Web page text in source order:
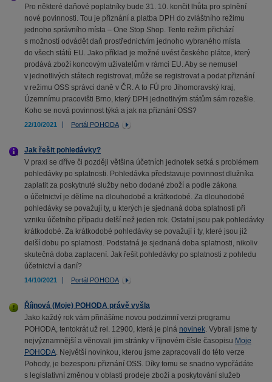
Pro některé daňové poplatníky bude 31. 10. končit lhůta pro splnění
nové povinnosti. Tou je přiznání a platba DPH do zvláštního režimu
jednoho správního místa – One Stop Shop. Tento režim přichází
s možností odvádět daň prostřednictvím jednoho vybraného místa
do všech států EU. Jako příklad je možné uvést českého plátce, který
prodává zboží koncovým uživatelům v rámci EU. Aby se nemusel
v jednotlivých státech registrovat, může se registrovat a podat přiznání
v režimu OSS správci daně v ČR. A to FÚ pro Jihomoravský kraj,
Územnímu pracovišti Brno, který DPH jednotlivým státům sám rozešle.
Koho se nová povinnost týká a jak na přiznání OSS?
22/10/2021 Portál POHODA
Jak řešit pohledávky?
V praxi se dříve či později většina účetních jednotek setká s problémem
pohledávky po splatnosti. Pohledávka představuje povinnost dlužníka
zaplatit za poskytnuté služby nebo dodané zboží a podle zákona
o účetnictví je dělíme na dlouhodobé a krátkodobé. Za dlouhodobé
pohledávky se považují ty, u kterých je sjednaná doba splatnosti při
vzniku účetního případu delší než jeden rok. Ostatní jsou pak pohledávky
krátkodobé. Za krátkodobé pohledávky se považují i ty, které jsou již
delší dobu po splatnosti. Podstatná je sjednaná doba splatnosti, nikoliv
skutečná doba zaplacení. Jak řešit pohledávky po splatnosti z pohledu
účetnictví a daní?
14/10/2021 Portál POHODA
Říjnová (Moje) POHODA právě vyšla
Jako každý rok vám přinášíme novou podzimní verzi programu
POHODA, tentokrát už rel. 12900, která je plná novinek. Vybrali jsme ty
nejvýznamnější a věnovali jim stránky v říjnovém čísle časopisu Moje
POHODA. Největší novinkou, kterou jsme zapracovali do této verze
Pohody, je bezesporu přiznání OSS. Díky tomu se snadno vypořádáte
s legislativní změnou v oblasti prodeje zboží a poskytování služeb